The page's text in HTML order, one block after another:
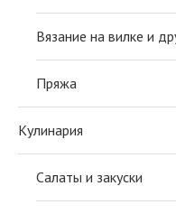
Вязание на вилке и
Пряжа
Кулинария
Салаты и закуски